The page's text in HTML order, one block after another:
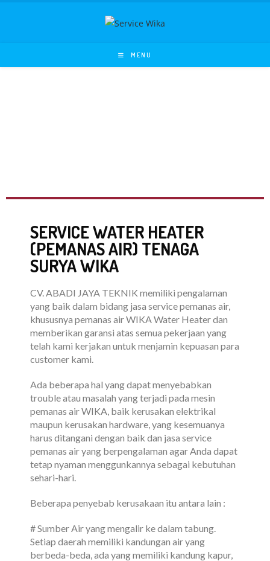
MENU
SERVICE WATER HEATER
(PEMANAS AIR) TENAGA
SURYA WIKA
CV. ABADI JAYA TEKNIK memiliki pengalaman
yang baik dalam bidang jasa service pemanas air,
khususnya pemanas air WIKA Water Heater dan
memberikan garansi atas semua pekerjaan yang
telah kami kerjakan untuk menjamin kepuasan para
customer kami.
Ada beberapa hal yang dapat menyebabkan
trouble atau masalah yang terjadi pada mesin
pemanas air WIKA, baik kerusakan elektrikal
maupun kerusakan hardware, yang kesemuanya
harus ditangani dengan baik dan jasa service
pemanas air yang berpengalaman agar Anda dapat
tetap nyaman menggunkannya sebagai kebutuhan
sehari-hari.
Beberapa penyebab kerusakaan itu antara lain :
# Sumber Air yang mengalir ke dalam tabung.
Setiap daerah memiliki kandungan air yang
berbeda-beda, ada yang memiliki kandung kapur,